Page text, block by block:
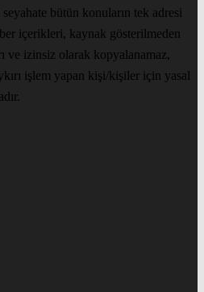
bütün konuların tek adresi
içerikleri, kaynak gösterilmeden
ve izinsiz olarak kopyalanamaz,
işlem yapan kişi/kişiler için yasal